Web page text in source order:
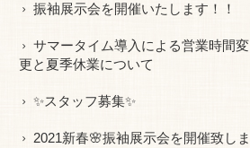
振袖展示会を開催いたします！！
サマータイム導入による営業時間変
更と夏季休業について
✨スタッフ募集✨
2021新春🌸振袖展示会を開催致しま